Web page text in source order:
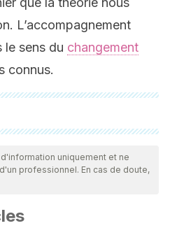
L’accompagnement
le sens du changement
connus.
été examinées en profondeur
leur qualité, leur fiabilité, leur
de cet article a été
uniquement et ne
professionnel. En cas de doute,